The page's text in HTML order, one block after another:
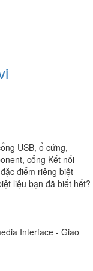
USB, ổ cứng,
cổng Kết nối
điểm riêng biệt
liệu bạn đã biết hết?
Interface - Giao